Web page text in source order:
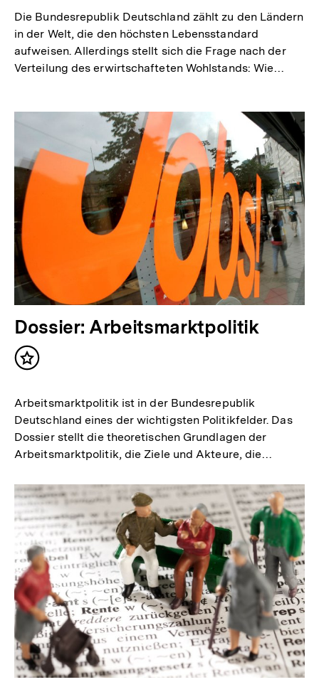
Die Bundesrepublik Deutschland zählt zu den Ländern
in der Welt, die den höchsten Lebensstandard
aufweisen. Allerdings stellt sich die Frage nach der
Verteilung des erwirtschafteten Wohlstands: Wie…
Dossier: Arbeitsmarktpolitik
Inhalt
Arbeitsmarktpolitik ist in der Bundesrepublik
Deutschland eines der wichtigsten Politikfelder. Das
Dossier stellt die theoretischen Grundlagen der
Arbeitsmarktpolitik, die Ziele und Akteure, die…